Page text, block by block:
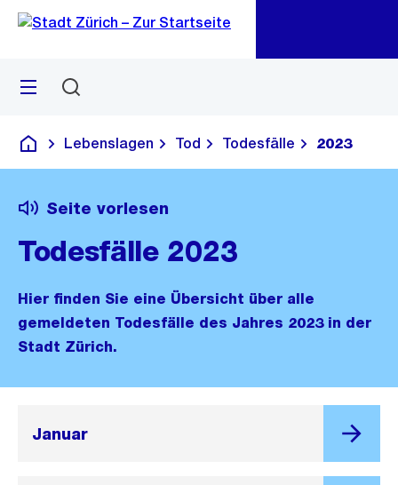
Navigation
Sprunglink
Menü
Deutsch
Lebenslagen Tod Todesfälle 2023
Seite vorlesen
Todesfälle 2023
Hier finden Sie eine Übersicht über alle
gemeldeten Todesfälle des Jahres 2023 in der
Stadt Zürich.
Januar